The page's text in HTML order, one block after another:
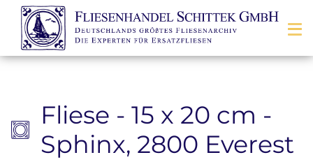
Zum Inhalt springen
Fliese - 15 x 20 cm -
Sphinx, 2800 Everest